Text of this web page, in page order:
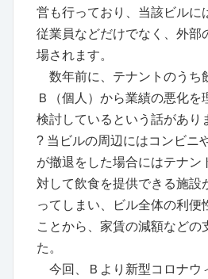
営も行っており、当該ビルに
従業員などだけでなく、外部
場されます。
数年前に、テナントのうち
Ｂ（個人）から業績の悪化を
検討しているという話があり
? 当ビルの周辺にはコンビニ
が撤退をした場合にはテナン
対して飲食を提供できる施設
ってしまい、ビル全体の利便
ことから、家賃の減額などの
た。
今回、Ｂより新型コロナウ